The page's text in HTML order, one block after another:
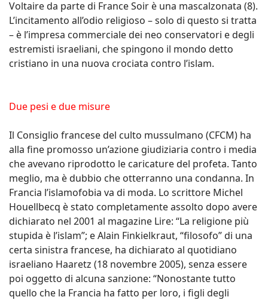
Voltaire da parte di France Soir è una mascalzonata (8).
L’incitamento all’odio religioso – solo di questo si tratta
– è l’impresa commerciale dei neo conservatori e degli
estremisti israeliani, che spingono il mondo detto
cristiano in una nuova crociata contro l’islam.
Due pesi e due misure
Il Consiglio francese del culto mussulmano (CFCM) ha
alla fine promosso un’azione giudiziaria contro i media
che avevano riprodotto le caricature del profeta. Tanto
meglio, ma è dubbio che otterranno una condanna. In
Francia l’islamofobia va di moda. Lo scrittore Michel
Houellbecq è stato completamente assolto dopo avere
dichiarato nel 2001 al magazine Lire: “La religione più
stupida è l’islam”; e Alain Finkielkraut, “filosofo” di una
certa sinistra francese, ha dichiarato al quotidiano
israeliano Haaretz (18 novembre 2005), senza essere
poi oggetto di alcuna sanzione: “Nonostante tutto
quello che la Francia ha fatto per loro, i figli degli